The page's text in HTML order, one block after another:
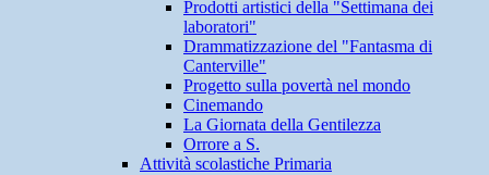
Prodotti artistici della "Settimana dei
laboratori"
Drammatizzazione del "Fantasma di
Canterville"
Progetto sulla povertà nel mondo
Cinemando
La Giornata della Gentilezza
Orrore a S.
Attività scolastiche Primaria